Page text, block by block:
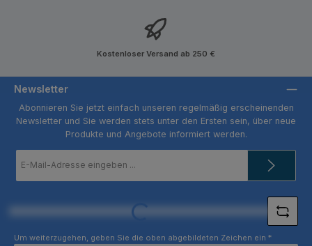
Kostenloser Versand ab 250 €
Newsletter
Abonnieren Sie jetzt einfach unseren regelmäßig erscheinenden
Newsletter und Sie werden stets unter den Ersten sein, über neue
Produkte und Angebote informiert werden.
Mail-
Loading...
Um weiterzugehen, geben Sie die oben abgebildeten Zeichen ein *